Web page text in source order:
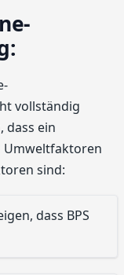
vollständig
dass ein
Umweltfaktoren
sind:
dass BPS